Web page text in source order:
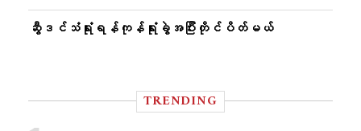
ဆွီဒင်သံရုံးရန်ကုန်ရုံးခွဲအပြီးတိုင်ပိတ်မယ်
TRENDING